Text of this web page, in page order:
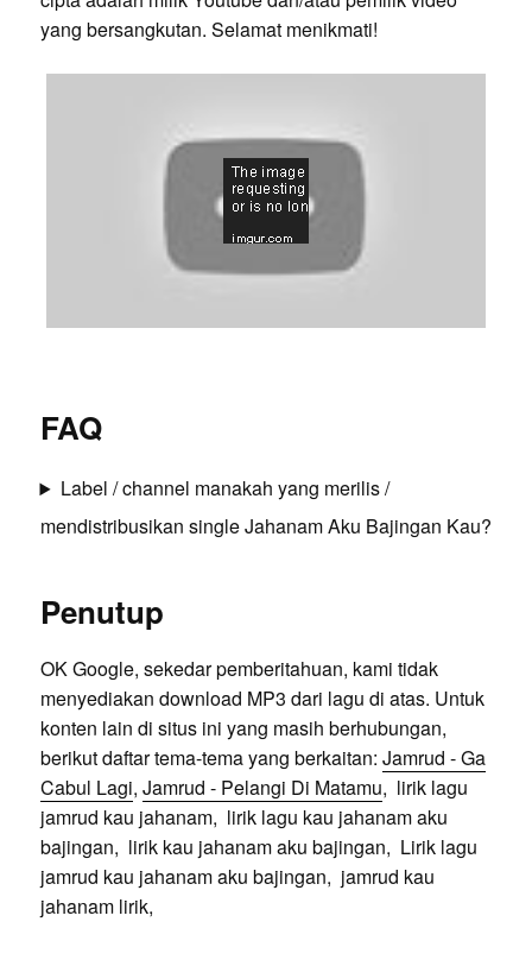
yang bersangkutan. Selamat menikmati!
FAQ
Label / channel manakah yang merilis /
mendistribusikan single Jahanam Aku Bajingan Kau?
Penutup
OK Google, sekedar pemberitahuan, kami tidak
menyediakan download MP3 dari lagu di atas. Untuk
konten lain di situs ini yang masih berhubungan,
berikut daftar tema-tema yang berkaitan: Jamrud - Ga
Cabul Lagi, Jamrud - Pelangi Di Matamu, lirik lagu
jamrud kau jahanam, lirik lagu kau jahanam aku
bajingan, lirik kau jahanam aku bajingan, Lirik lagu
jamrud kau jahanam aku bajingan, jamrud kau
jahanam lirik,